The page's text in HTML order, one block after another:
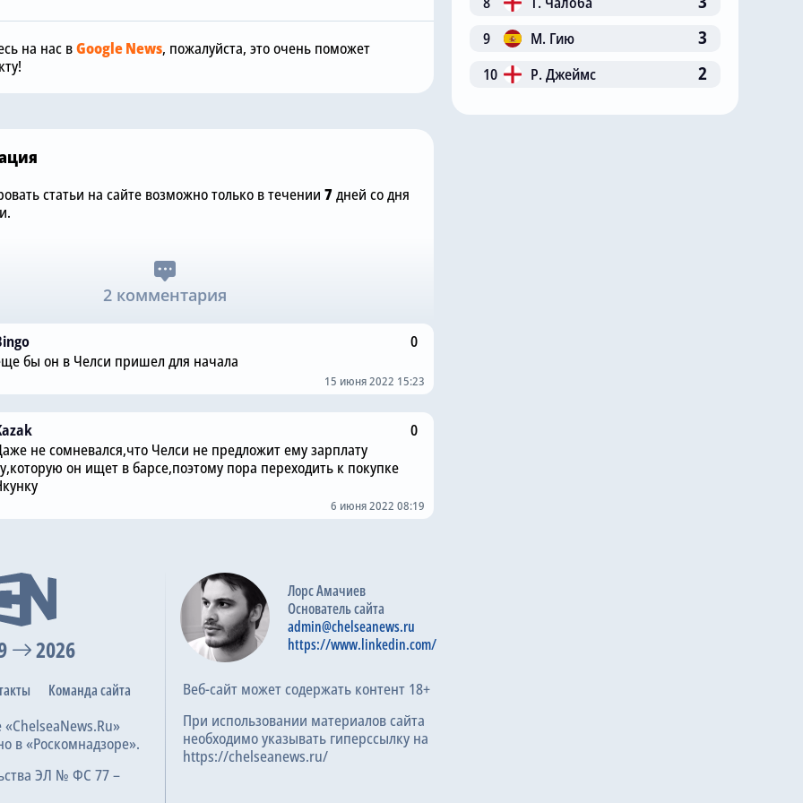
на нас вGoogle News, пожалуйста, это очень поможет
Новичок «Челси» радуется
прекрасному началу
карьеры в лондонском
Английский нападающий
«Челси» срочно
завершает восьмой
трансферное окно
статьи на сайте возможно только в течении 7дней со дня
2 комментария
0
бы он в Челси пришел для начала
15 июня 2022 15:23
0
не сомневался,что Челси не предложит ему зарплату
он ищет в барсе,поэтому пора переходить к покупке
6 июня 2022 08:19
9 М. Гию 3
10 Р. Джеймс 2
2026
Команда сайта
в «Роскомнадзоре».
ЭЛ № ФС 77 –
Лорс Амачиев
Основатель сайта
admin@chelseanews.ru
https://www.linkedin.com/
Веб-сайт может содержать контент 18+
При использовании материалов сайта
необходимо указывать гиперссылку на
https://chelseanews.ru/